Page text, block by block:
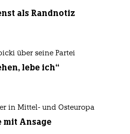
als Randnotiz
über seine Partei
lebe ich“
in Mittel- und Osteuropa
mit Ansage